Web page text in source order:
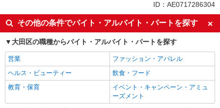
履歴書不要
未経験歓迎
高校生OK
大学生歓迎
主婦・主夫歓迎
フリーター歓迎
ミドル（40代～）活躍中
エルダー（50代～）活躍中
シニア（60代～）活躍中
週2～3日勤務OK
短時間勤務（1日4h以内）OK
深夜
扶養内勤務OK
交通費支給
ID：AE0717286304
その他の条件でバイト・アルバイト・パートを探す
大田区の職種からバイト・アルバイト・パートを探す
営業
ファッション・アパレル
ヘルス・ビューティー
飲食・フード
教育・保育
イベント・キャンペーン・アミュ
ーズメント